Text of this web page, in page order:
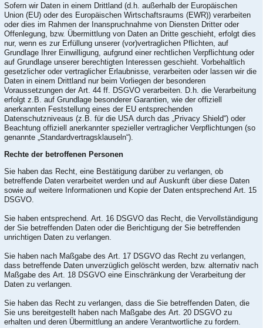
Sofern wir Daten in einem Drittland (d.h. außerhalb der Europäischen
Union (EU) oder des Europäischen Wirtschaftsraums (EWR)) verarbeiten
oder dies im Rahmen der Inanspruchnahme von Diensten Dritter oder
Offenlegung, bzw. Übermittlung von Daten an Dritte geschieht, erfolgt dies
nur, wenn es zur Erfüllung unserer (vor)vertraglichen Pflichten, auf
Grundlage Ihrer Einwilligung, aufgrund einer rechtlichen Verpflichtung oder
auf Grundlage unserer berechtigten Interessen geschieht. Vorbehaltlich
gesetzlicher oder vertraglicher Erlaubnisse, verarbeiten oder lassen wir die
Daten in einem Drittland nur beim Vorliegen der besonderen
Voraussetzungen der Art. 44 ff. DSGVO verarbeiten. D.h. die Verarbeitung
erfolgt z.B. auf Grundlage besonderer Garantien, wie der offiziell
anerkannten Feststellung eines der EU entsprechenden
Datenschutzniveaus (z.B. für die USA durch das „Privacy Shield“) oder
Beachtung offiziell anerkannter spezieller vertraglicher Verpflichtungen (so
genannte „Standardvertragsklauseln“).
Rechte der betroffenen Personen
Sie haben das Recht, eine Bestätigung darüber zu verlangen, ob
betreffende Daten verarbeitet werden und auf Auskunft über diese Daten
sowie auf weitere Informationen und Kopie der Daten entsprechend Art. 15
DSGVO.
Sie haben entsprechend. Art. 16 DSGVO das Recht, die Vervollständigung
der Sie betreffenden Daten oder die Berichtigung der Sie betreffenden
unrichtigen Daten zu verlangen.
Sie haben nach Maßgabe des Art. 17 DSGVO das Recht zu verlangen,
dass betreffende Daten unverzüglich gelöscht werden, bzw. alternativ nach
Maßgabe des Art. 18 DSGVO eine Einschränkung der Verarbeitung der
Daten zu verlangen.
Sie haben das Recht zu verlangen, dass die Sie betreffenden Daten, die
Sie uns bereitgestellt haben nach Maßgabe des Art. 20 DSGVO zu
erhalten und deren Übermittlung an andere Verantwortliche zu fordern.